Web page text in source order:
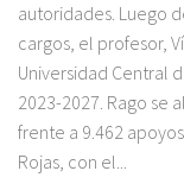
autoridades. Luego
cargos, el profesor,
Universidad Central
2023-2027. Rago se
frente a 9.462
Rojas, con el...